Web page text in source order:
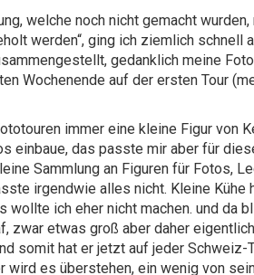
welche noch nicht gemacht
werden“, ging ich ziemlich schnell
gedanklich meine
Wochenende auf der ersten Tour
immer eine kleine Figur von
einbaue, das passte mir aber für
Sammlung an Figuren für Fotos,
irgendwie alles nicht. Kleine Kühe
wollte ich eher nicht machen. und da
zwar etwas groß aber daher
somit hat er jetzt auf jeder Schweiz-
wird es überstehen, ein wenig von